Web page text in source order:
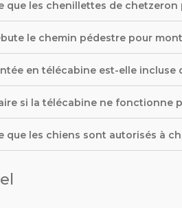
que les chenillettes de chetzeron
le chemin pédestre pour
en télécabine est-elle incluse
si la télécabine ne fonctionne
que les chiens sont autorisés à